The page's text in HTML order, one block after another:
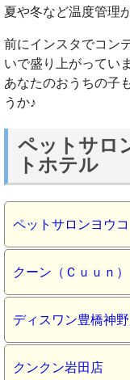
夏や冬など温度管理
前にインスタでコン
いで盛り上がってい
あなたのおうちの子
うか♪
ペットサロ
トホテル
ペットサロンヨウコ
クーン（Ｃｕｕｎ）
ディスワン豊橋神
クンクン岩田店